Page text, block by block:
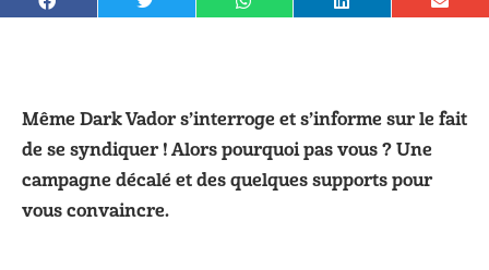
Même Dark Vador s’interroge et s’informe sur le fait
de se syndiquer ! Alors pourquoi pas vous ? Une
campagne décalé et des quelques supports pour
vous convaincre.